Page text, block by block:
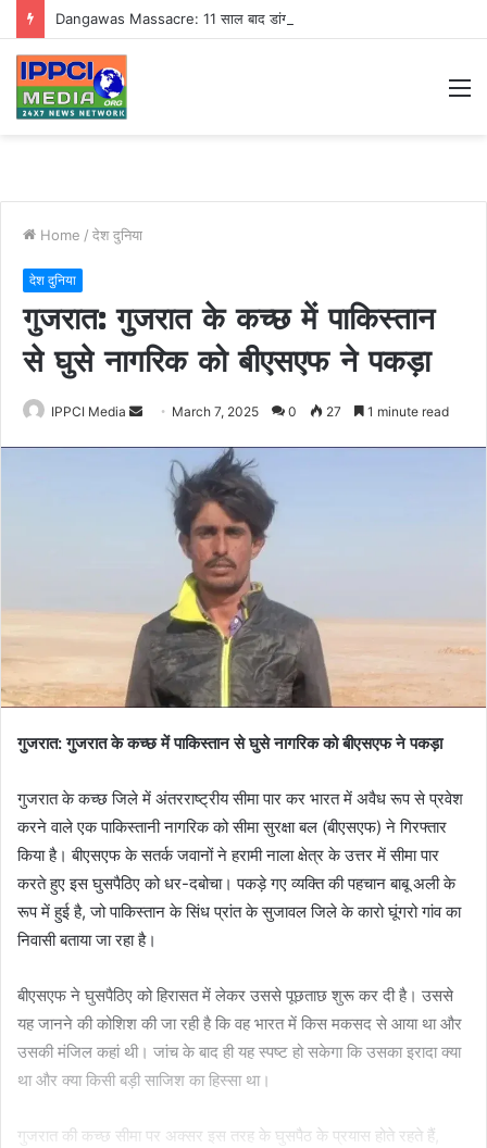
Home / देश दुनिया
देश दुनिया
गुजरात: गुजरात के कच्छ में पाकिस्तान
से घुसे नागरिक को बीएसएफ ने पकड़ा
IPPCI Media
Send
email
March 7, 2025 0 27 1 minute read
गुजरात: गुजरात के कच्छ में पाकिस्तान से घुसे नागरिक को बीएसएफ ने पकड़ा
गुजरात के कच्छ जिले में अंतरराष्ट्रीय सीमा पार कर भारत में अवैध रूप से प्रवेश
करने वाले एक पाकिस्तानी नागरिक को सीमा सुरक्षा बल (बीएसएफ) ने गिरफ्तार
किया है। बीएसएफ के सतर्क जवानों ने हरामी नाला क्षेत्र के उत्तर में सीमा पार
करते हुए इस घुसपैठिए को धर-दबोचा। पकड़े गए व्यक्ति की पहचान बाबू अली के
रूप में हुई है, जो पाकिस्तान के सिंध प्रांत के सुजावल जिले के कारो घूंगरो गांव का
निवासी बताया जा रहा है।
बीएसएफ ने घुसपैठिए को हिरासत में लेकर उससे पूछताछ शुरू कर दी है। उससे
यह जानने की कोशिश की जा रही है कि वह भारत में किस मकसद से आया था और
उसकी मंजिल कहां थी। जांच के बाद ही यह स्पष्ट हो सकेगा कि उसका इरादा क्या
था और क्या किसी बड़ी साजिश का हिस्सा था।
गुजरात की कच्छ सीमा पर अक्सर इस तरह के घुसपैठ के प्रयास होते रहते हैं,